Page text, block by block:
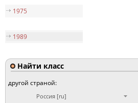
1975
1989
Найти класс
другой страной:
Россия [ru]